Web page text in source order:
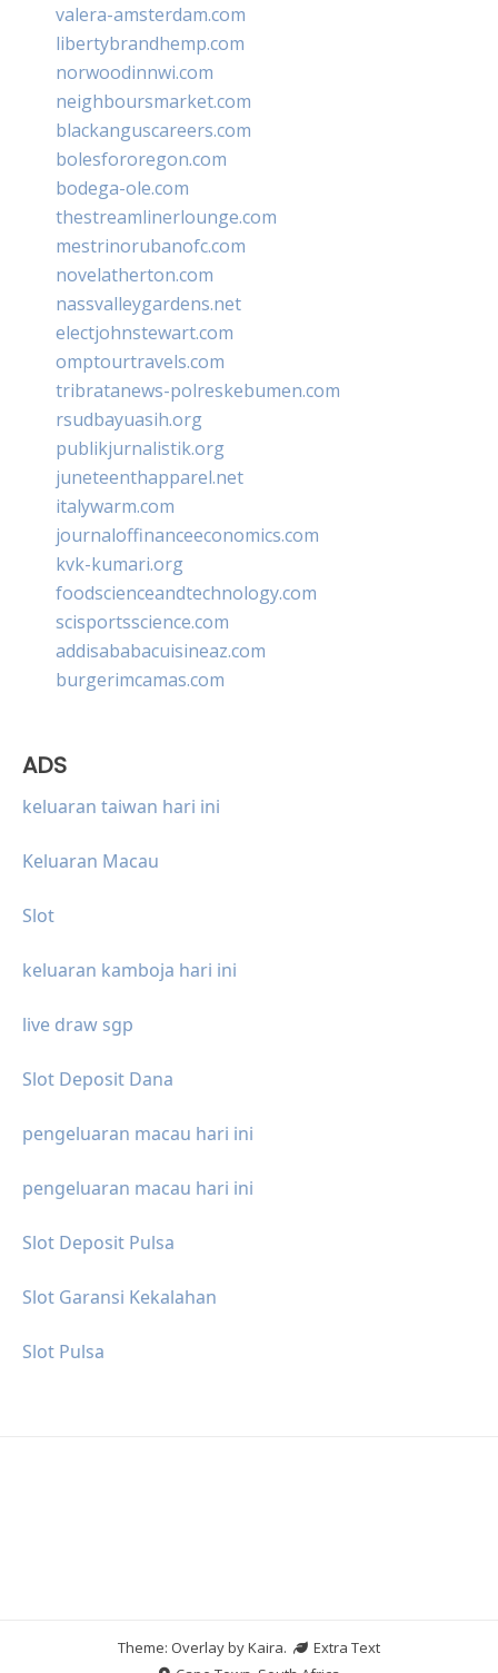
valera-amsterdam.com
libertybrandhemp.com
norwoodinnwi.com
neighboursmarket.com
blackanguscareers.com
bolesfororegon.com
bodega-ole.com
thestreamlinerlounge.com
mestrinorubanofc.com
novelatherton.com
nassvalleygardens.net
electjohnstewart.com
omptourtravels.com
tribratanews-polreskebumen.com
rsudbayuasih.org
publikjurnalistik.org
juneteenthapparel.net
italywarm.com
journaloffinanceeconomics.com
kvk-kumari.org
foodscienceandtechnology.com
scisportsscience.com
addisababacuisineaz.com
burgerimcamas.com
ADS
keluaran taiwan hari ini
Keluaran Macau
Slot
keluaran kamboja hari ini
live draw sgp
Slot Deposit Dana
pengeluaran macau hari ini
pengeluaran macau hari ini
Slot Deposit Pulsa
Slot Garansi Kekalahan
Slot Pulsa
Theme: Overlay byKaira.
Extra Text